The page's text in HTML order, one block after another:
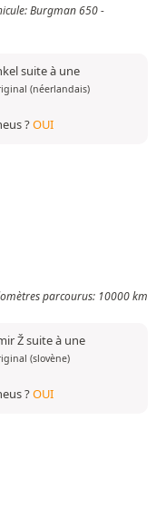
Burgman 650 -
suite à une
(néerlandais)
?OUI
parcourus: 10000 km
Ž suite à une
(slovène)
?OUI